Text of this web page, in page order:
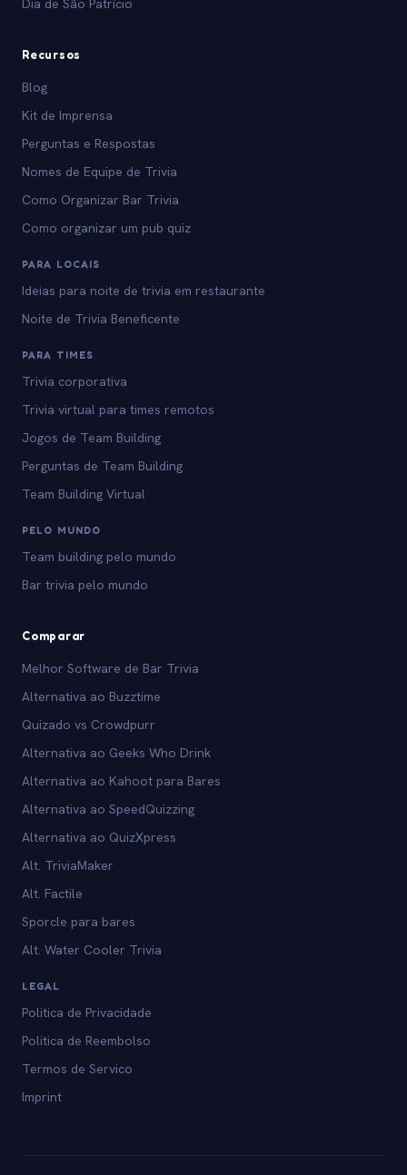
Dia de São Patrício
Recursos
Blog
Kit de Imprensa
Perguntas e Respostas
Nomes de Equipe de Trivia
Como Organizar Bar Trivia
Como organizar um pub quiz
PARA LOCAIS
Ideias para noite de trivia em restaurante
Noite de Trivia Beneficente
PARA TIMES
Trivia corporativa
Trivia virtual para times remotos
Jogos de Team Building
Perguntas de Team Building
Team Building Virtual
PELO MUNDO
Team building pelo mundo
Bar trivia pelo mundo
Comparar
Melhor Software de Bar Trivia
Alternativa ao Buzztime
Quizado vs Crowdpurr
Alternativa ao Geeks Who Drink
Alternativa ao Kahoot para Bares
Alternativa ao SpeedQuizzing
Alternativa ao QuizXpress
Alt. TriviaMaker
Alt. Factile
Sporcle para bares
Alt. Water Cooler Trivia
LEGAL
Politica de Privacidade
Politica de Reembolso
Termos de Servico
Imprint